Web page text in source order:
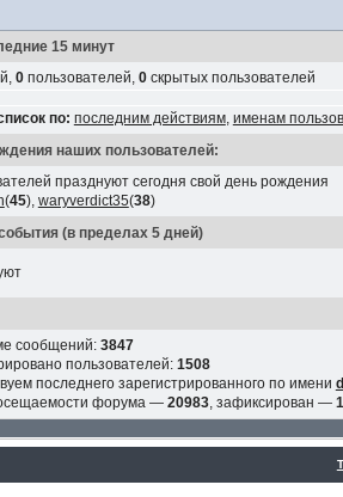
15 минут
0пользователей, 0скрытых пользователей
по: последним действиям, именам
наших пользователей:
празднуют сегодня свой день рождения
(45), waryverdict35(38)
(в пределах 5 дней)
сообщений: 3847
пользователей: 1508
последнего зарегистрированного по имени
форума — 20983, зафиксирован —